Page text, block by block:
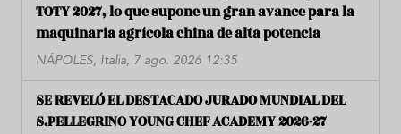
TOTY 2027, lo que supone un gran avance para la
maquinaria agrícola china de alta potencia
NÁPOLES, Italia, 7 ago. 2026 12:35
SE REVELÓ EL DESTACADO JURADO MUNDIAL DEL
S.PELLEGRINO YOUNG CHEF ACADEMY 2026-27